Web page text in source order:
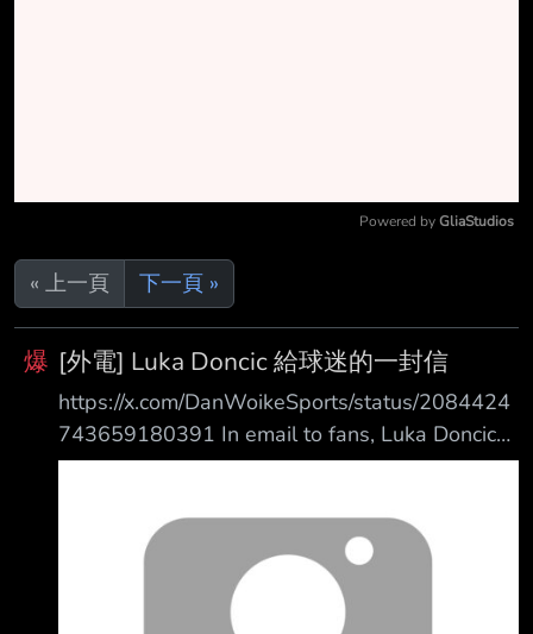
Powered by GliaStudios
« 上一頁 下一頁 »
爆 [外電] Luka Doncic 給球迷的一封信
https://x.com/DanWoikeSports/status/2084424
743659180391 In email to fans, Luka Doncic
says he’s now 100 percent healthy after
hamstring injury 在寄給球迷的電子郵件中，
Luka Doncic 表示他在因腿筋受傷錯過上賽季尾
聲後，現在已 經 100% 恢復健康。 “I took a